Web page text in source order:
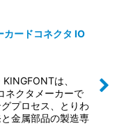
ードコネクタ IO
は、
ネクタメーカーで
プロセス、とりわ
金属部品の製造専